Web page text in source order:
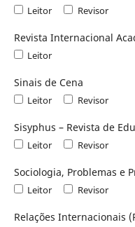
Leitor Revisor
Revista Internacional
Leitor
Sinais de Cena
Leitor Revisor
Sisyphus – Revista de
Leitor Revisor
Sociologia, Problemas e
Leitor Revisor
Relações Internacionais